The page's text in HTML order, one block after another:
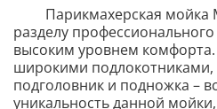
Парикмахерская мойка
разделу
высоким уровнем
широкими
подголовник и подножка –
уникальность данной